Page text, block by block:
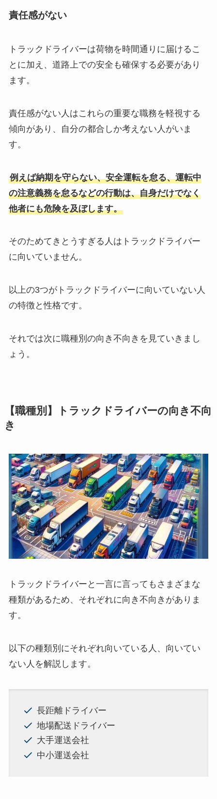
責任感がない
トラックドライバーは荷物を時間通りに届けるこ
とに加え、道路上での安全も確保する必要があり
ます。
責任感がない人はこれらの重要な職務を軽視する
傾向があり、自分の都合しか考えない人がいま
す。
例えば納期を守らない、安全運転を怠る、運転中
の注意義務を怠るなどの行動は、自身だけでなく
他者にも危険を及ぼします。
そのためてきとうすぎる人はトラックドライバー
に向いていません。
以上の3つがトラックドライバーに向いていない人
の特徴と性格です。
それでは次に職種別の向き不向きを見ていきまし
ょう。
【職種別】トラックドライバーの向き不向
き
トラックドライバーと一言に言ってもさまざまな
種類があるため、それぞれに向き不向きがありま
す。
以下の種類別にそれぞれ向いている人、向いてい
ない人を解説します。
長距離ドライバー
地場配送ドライバー
大手運送会社
中小運送会社